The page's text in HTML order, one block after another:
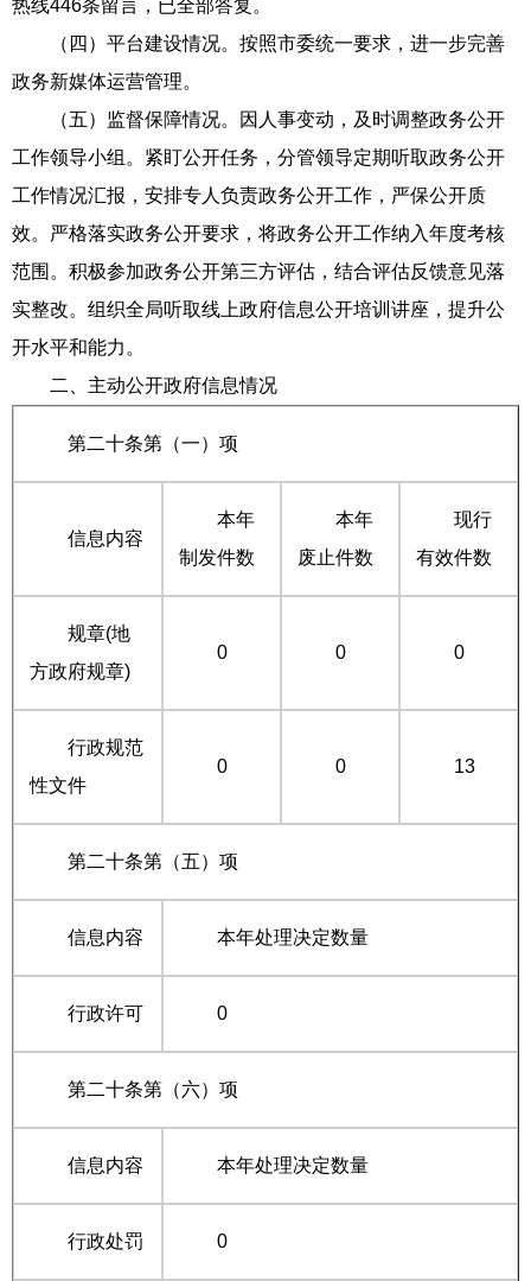
热线446条留言，已全部答复。
（四）平台建设情况。按照市委统一要求，进一步完善
政务新媒体运营管理。
（五）监督保障情况。因人事变动，及时调整政务公开
工作领导小组。紧盯公开任务，分管领导定期听取政务公开
工作情况汇报，安排专人负责政务公开工作，严保公开质
效。严格落实政务公开要求，将政务公开工作纳入年度考核
范围。积极参加政务公开第三方评估，结合评估反馈意见落
实整改。组织全局听取线上政府信息公开培训讲座，提升公
开水平和能力。
二、主动公开政府信息情况
第二十条第（一）项
信息内容
本年
制发件数
本年
废止件数
现行
有效件数
规章(地
方政府规章)
0 0 0
行政规范
性文件
0 0 13
第二十条第（五）项
信息内容 本年处理决定数量
行政许可 0
第二十条第（六）项
信息内容 本年处理决定数量
行政处罚 0